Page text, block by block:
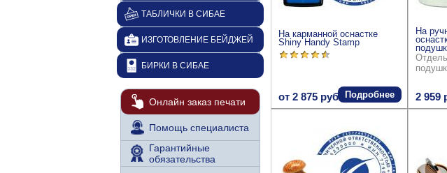
На карманной оснастке
Shiny Handy Stamp
от 2 875 руб. Подробнее
На
2 959
ТАБЛИЧКИ В СИБАЕ
ИЗГОТОВЛЕНИЕ БЕЙДЖЕЙ
БИРКИ В СИБАЕ
Онлайн заказ печати
Помощь специалиста
Гарантийные
обязательства